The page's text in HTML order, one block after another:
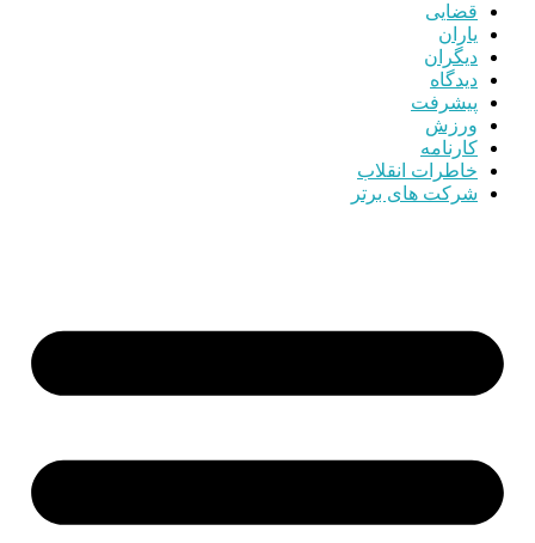
قضایی
یاران
دیگران
دیدگاه
پیشرفت
ورزش
کارنامه
خاطرات انقلاب
شرکت های برتر